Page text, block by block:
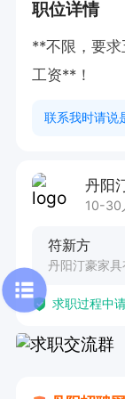
职位详情
**不限，要求
工资**！
联系我时请说
丹阳
10-30
符新方
丹阳汀豪家具
求职过程中